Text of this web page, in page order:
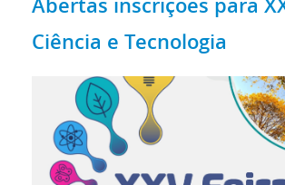
Abertas inscrições para
Ciência e Tecnologia